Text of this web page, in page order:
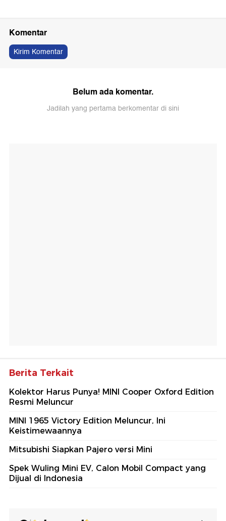
Komentar
Kirim Komentar
Belum ada komentar.
Jadilah yang pertama berkomentar di sini
Berita Terkait
Kolektor Harus Punya! MINI Cooper Oxford Edition
Resmi Meluncur
MINI 1965 Victory Edition Meluncur, Ini
Keistimewaannya
Mitsubishi Siapkan Pajero versi Mini
Spek Wuling Mini EV, Calon Mobil Compact yang
Dijual di Indonesia